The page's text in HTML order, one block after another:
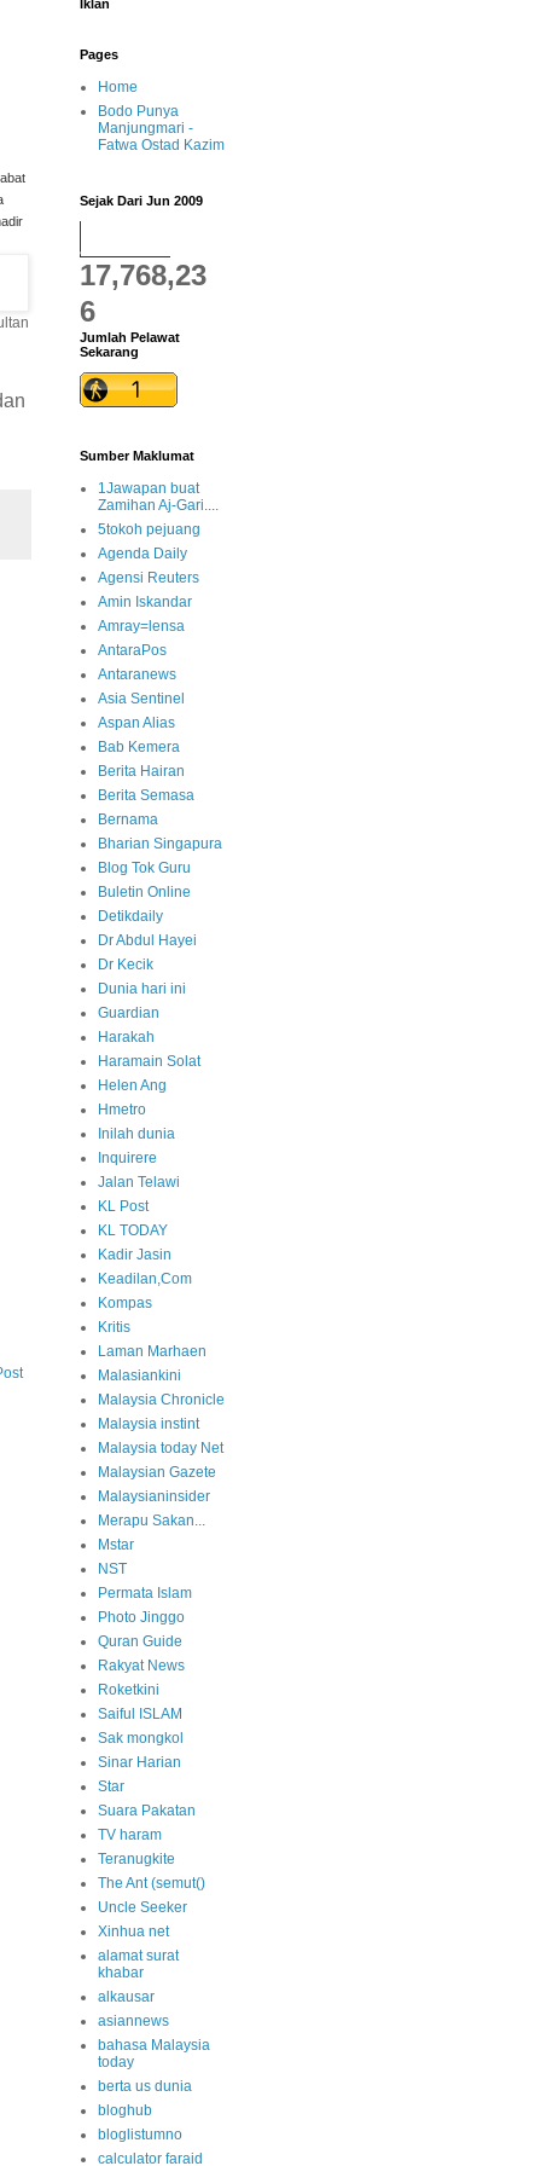
Iklan
Pages
Home
Bodo Punya
Manjungmari -
Fatwa Ostad Kazim
Sejak Dari Jun 2009
17,768,23
6
Jumlah Pelawat
Sekarang
Sumber Maklumat
1Jawapan buat
Zamihan Aj-Gari....
5tokoh pejuang
Agenda Daily
Agensi Reuters
Amin Iskandar
Amray=lensa
AntaraPos
Antaranews
Asia Sentinel
Aspan Alias
Bab Kemera
Berita Hairan
Berita Semasa
Bernama
Bharian Singapura
Blog Tok Guru
Buletin Online
Detikdaily
Dr Abdul Hayei
Dr Kecik
Dunia hari ini
Guardian
Harakah
Haramain Solat
Helen Ang
Hmetro
Inilah dunia
Inquirere
Jalan Telawi
KL Post
KL TODAY
Kadir Jasin
Keadilan,Com
Kompas
Kritis
Laman Marhaen
Malasiankini
Malaysia Chronicle
Malaysia instint
Malaysia today Net
Malaysian Gazete
Malaysianinsider
Merapu Sakan...
Mstar
NST
Permata Islam
Photo Jinggo
Quran Guide
Rakyat News
Roketkini
Saiful ISLAM
Sak mongkol
Sinar Harian
Star
Suara Pakatan
TV haram
Teranugkite
The Ant (semut()
Uncle Seeker
Xinhua net
alamat surat
khabar
alkausar
asiannews
bahasa Malaysia
today
berta us dunia
bloghub
bloglistumno
calculator faraid